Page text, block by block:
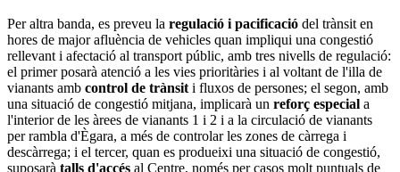
Per altra banda, es preveu la regulació i pacificació del trànsit en
hores de major afluència de vehicles quan impliqui una congestió
rellevant i afectació al transport públic, amb tres nivells de regulació:
el primer posarà atenció a les vies prioritàries i al voltant de l'illa de
vianants amb control de trànsit i fluxos de persones; el segon, amb
una situació de congestió mitjana, implicarà un reforç especial a
l'interior de les àrees de vianants 1 i 2 i a la circulació de vianants
per rambla d'Ègara, a més de controlar les zones de càrrega i
descàrrega; i el tercer, quan es produeixi una situació de congestió,
suposarà talls d'accés al Centre, només per casos molt puntuals de